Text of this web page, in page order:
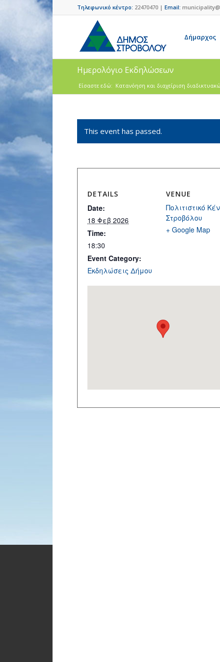
Τηλεφωνικό κέντρο: 22470470 | Email:
Δήμαρχος
Ημερολόγιο Εκδηλώσεων
Είσαστε εδώ: Κατανόηση και διαχείριση
This event has passed.
DETAILS
Date:
18 Φεβ 2026
Time:
18:30
Event Category:
Εκδηλώσεις Δήμου
VENUE
Πολιτιστικό
Στροβόλου
+ Google Map